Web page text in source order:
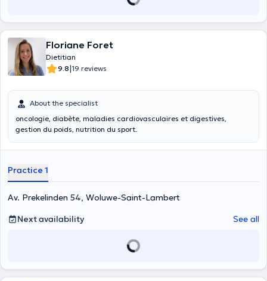
Floriane Foret
Dietitian
9.8|19 reviews
About the specialist
oncologie, diabète, maladies cardiovasculaires et digestives,
gestion du poids, nutrition du sport.
Practice 1
Av. Prekelinden 54, Woluwe-Saint-Lambert
Next availability
See all